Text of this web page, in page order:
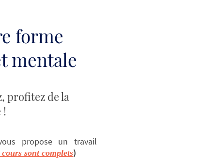
forme
mentale
profitez de la
!
propose un travail
cours sont complets)